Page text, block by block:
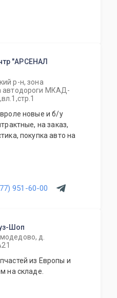
"АРСЕНАЛ
р-н, зона
автодороги МКАД-
новые и б/у
на заказ,
покупка авто на
951-60-00
Шоп
д.
из Европы и
на складе.